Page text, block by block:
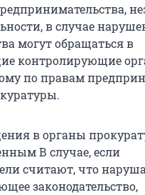
в случае
могут обращаться в
контролирующие
по правам
в органы
В случае, если
считают, что
законодательство,